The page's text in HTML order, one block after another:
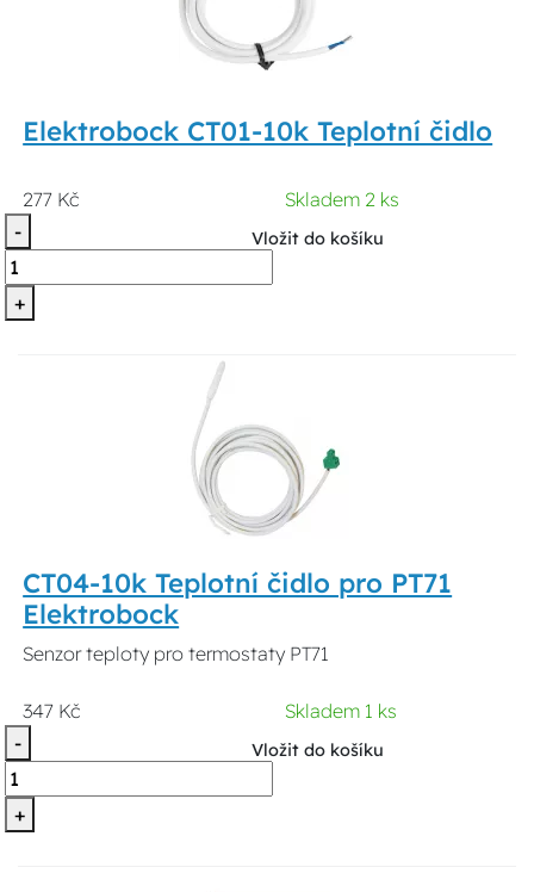
Elektrobock CT01-10k Teplotní čidlo
277 Kč
Skladem 2 ks
-
+
Vložit do košíku
CT04-10k Teplotní čidlo pro PT71
Elektrobock
Senzor teploty pro termostaty PT71
347 Kč
Skladem 1 ks
-
+
Vložit do košíku